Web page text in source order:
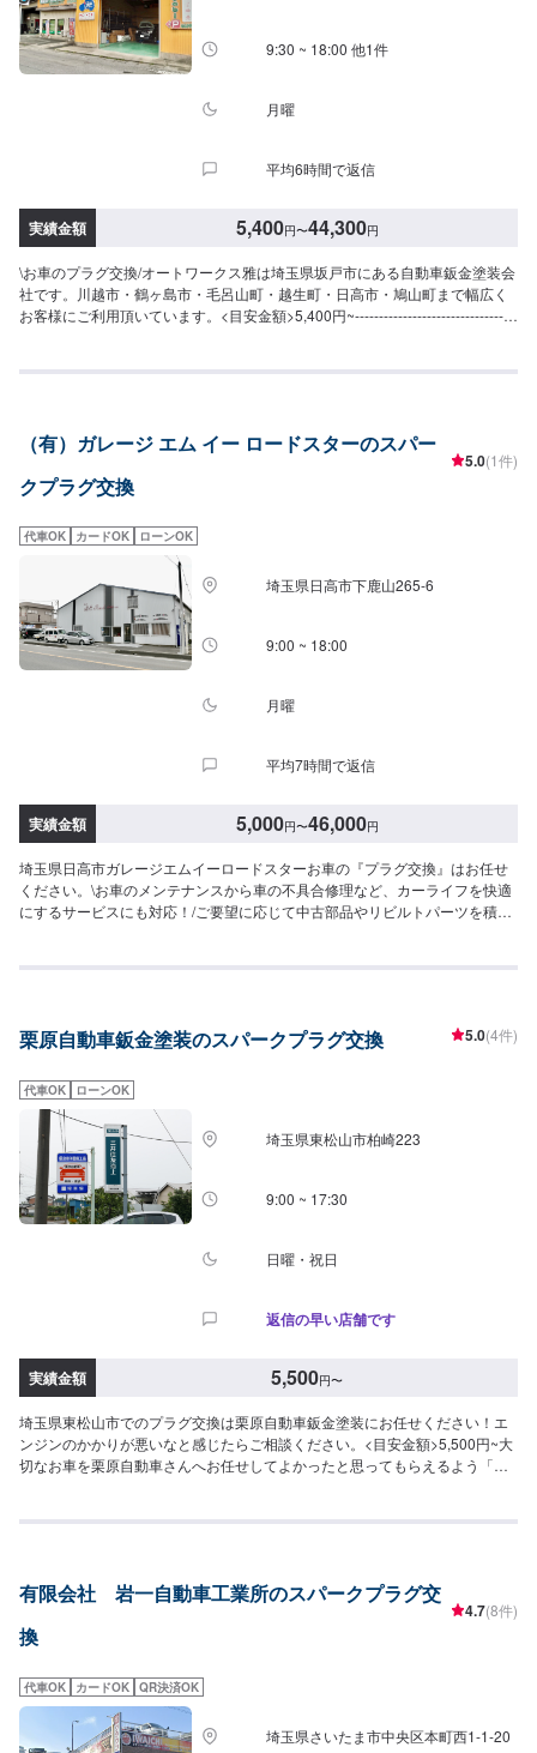
9:30 ~ 18:00 他1件
月曜
平均6時間で返信
実績金額 5,400円〜44,300円
\お車のプラグ交換/オートワークス雅は埼玉県坂戸市にある自動車鈑金塗装会
社です。川越市・鶴ヶ島市・毛呂山町・越生町・日高市・鳩山町まで幅広く
お客様にご利用頂いています。<目安金額>5,400円~----------------------------------
場となっておりますのでキズやヘコミから、自走不能な事故車・車検・点
ります。
（有）ガレージ エム イー ロードスターのスパー
クプラグ交換
5.0(1件)
代車OK カードOK ローンOK
埼玉県日高市下鹿山265-6
9:00 ~ 18:00
月曜
平均7時間で返信
実績金額 5,000円〜46,000円
埼玉県日高市ガレージエムイーロードスターお車の『プラグ交換』はお任せ
ください。\お車のメンテナンスから車の不具合修理など、カーライフを快適
にするサービスにも対応！/ご要望に応じて中古部品やリビルトパーツを積極
り美しく●品質には自信あり！技術ならどこにも負けません！●匠の技術で、
業開始【5】作業完了・お支払い【6】納車<代車について>自費修理、整備に
ております。お気軽にご相談下さい。※代車の燃料代はお客様にご負担いただ
いております。<定休日・営業時間>定休日：月曜日営業時間：9:00~18:00
栗原自動車鈑金塗装のスパークプラグ交換 5.0(4件)
代車OK ローンOK
埼玉県東松山市柏崎223
9:00 ~ 17:30
日曜・祝日
返信の早い店舗です
実績金額 5,500円〜
埼玉県東松山市でのプラグ交換は栗原自動車鈑金塗装にお任せください！エ
ンジンのかかりが悪いなと感じたらご相談ください。<目安金額>5,500円~大
切なお車を栗原自動車さんへお任せしてよかったと思ってもらえるよう「親
力し、安心運転のための整備・修理、車をもっと楽しむためのレストアやカ
イヤ交換などの基本的な車のメンテナンスも承っておりますのでお困りの際
有限会社 岩一自動車工業所のスパークプラグ交
換
4.7(8件)
代車OK カードOK QR決済OK
埼玉県さいたま市中央区本町西1-1-20